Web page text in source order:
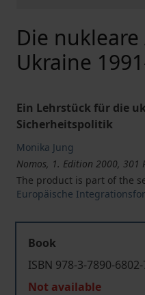
Die
Ukraine
Ein Lehrstück für die
Sicherheitspolitik
Monika Jung
Nomos, 1. Edition 2000, 301
The product is part of the
Europäische
Book
ISBN 978-3-7890-6802-
Not available